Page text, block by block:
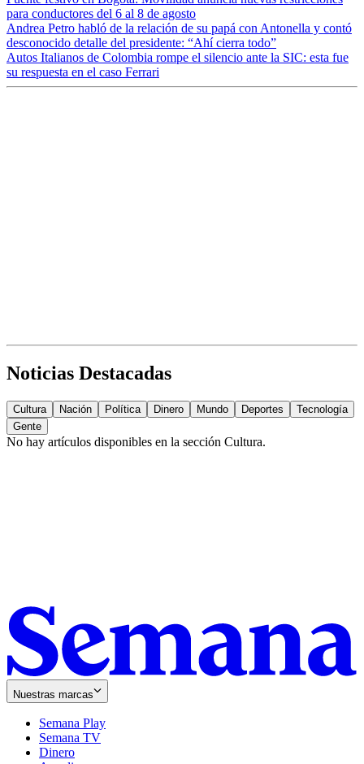
para conductores del 6 al 8 de agosto
Andrea Petro habló de la relación de su papá con Antonella y contó
desconocido detalle del presidente: “Ahí cierra todo”
Autos Italianos de Colombia rompe el silencio ante la SIC: esta fue
su respuesta en el caso Ferrari
Noticias Destacadas
Cultura Nación Política Dinero Mundo Deportes
Tecnología
Gente
No hay artículos disponibles en la sección Cultura.
Nuestras marcas
Semana Play
Semana TV
Dinero